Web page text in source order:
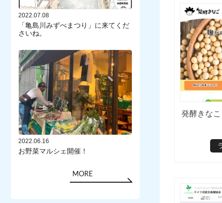
発酵きな
2022.07.08
「亀島川みずべまつり」に来てくだ
さいね。
2022.06.16
お野菜マルシェ開催！
MORE